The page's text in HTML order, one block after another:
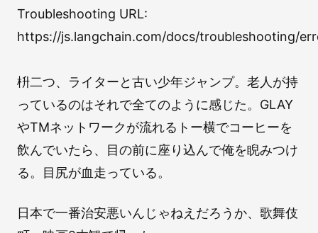
Troubleshooting URL:
https://js.langchain.com/docs/troubleshooting/
枡二つ、ライターと古い少年ジャンプ。老人が持
っているのはそれで全てのように感じた。GLAY
やTMネットワークが流れるトー横でコーヒーを
飲んでいたら、目の前に座り込んで俺を睨みつけ
る。目尻が血走っている。
日本で一番治安悪いんじゃねえだろうか、歌舞伎